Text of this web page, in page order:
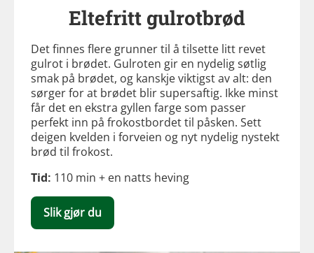
Eltefritt gulrotbrød
Det finnes flere grunner til å tilsette litt revet
gulrot i brødet. Gulroten gir en nydelig søtlig
smak på brødet, og kanskje viktigst av alt: den
sørger for at brødet blir supersaftig. Ikke minst
får det en ekstra gyllen farge som passer
perfekt inn på frokostbordet til påsken. Sett
deigen kvelden i forveien og nyt nydelig nystekt
brød til frokost.
Tid: 110 min + en natts heving
Slik gjør du